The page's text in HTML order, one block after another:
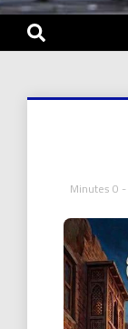
- 0 Minutes